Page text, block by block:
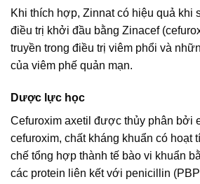
Khi thích hợp, Zinnat có hiệu quả khi
điều trị khởi đầu bằng Zinacef
truyền trong điều trị viêm phổi và
của viêm phế quản mạn.
Dược lực học
Cefuroxim axetil được thủy phân bởi
cefuroxim, chất kháng khuẩn có hoạt
chế tổng hợp thành tế bào vi khuẩn
các protein liên kết với penicillin